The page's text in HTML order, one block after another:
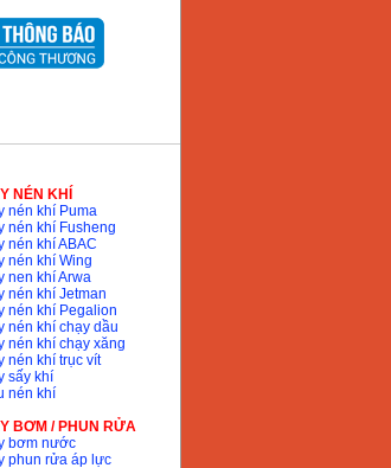
NÉN KHÍ
nén khí Puma
nén khí Fusheng
nén khí ABAC
nén khí Wing
nen khí Arwa
nén khí Jetman
nén khí Pegalion
nén khí chạy dầu
nén khí chạy xăng
nén khí trục vít
sấy khí
nén khí
BƠM / PHUN RỬA
bơm nước
phun rửa áp lực